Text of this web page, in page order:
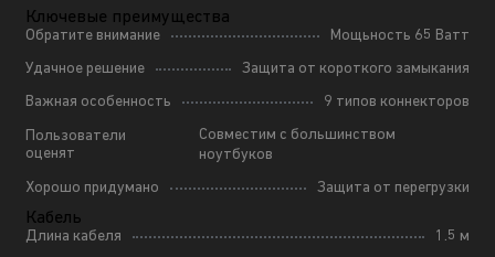
Ключевые преимущества
Обратите внимание
Мощьность 65 Ватт
Удачное решение
Защита от короткого замыкания
Важная особенность
9 типов коннекторов
Пользователи
оценят
Совместим с большинством
ноутбуков
Хорошо придумано
Защита от перегрузки
Кабель
Длина кабеля 1.5 м